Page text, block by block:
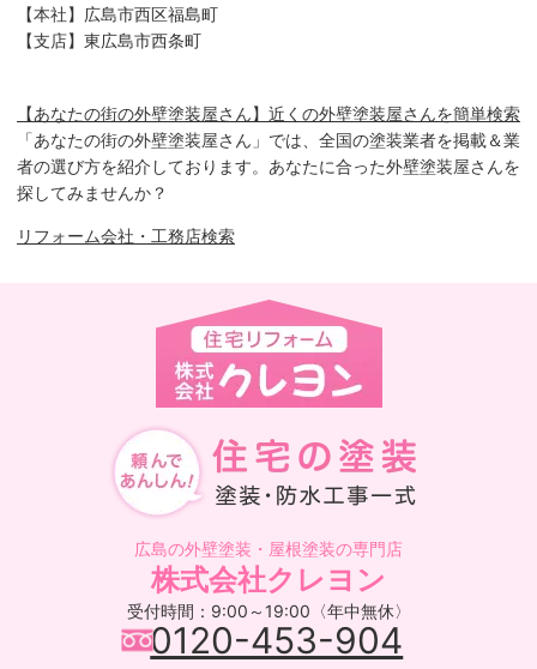
【本社】広島市西区福島町
【支店】東広島市西条町
【あなたの街の外壁塗装屋さん】近くの外壁塗装屋さんを簡単検索
「あなたの街の外壁塗装屋さん」では、全国の塗装業者を掲載＆業
者の選び方を紹介しております。あなたに合った外壁塗装屋さんを
探してみませんか？
リフォーム会社・工務店検索
広島の外壁塗装・屋根塗装の専門店
株式会社クレヨン
受付時間：9:00～19:00〈年中無休〉
0120-453-904